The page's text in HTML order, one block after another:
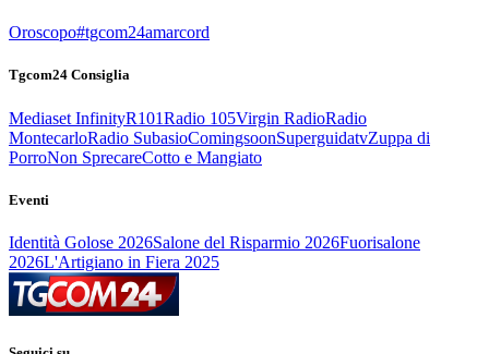
Oroscopo#tgcom24amarcord
Tgcom24 Consiglia
Mediaset InfinityR101Radio 105Virgin RadioRadio
MontecarloRadio SubasioComingsoonSuperguidatvZuppa di
PorroNon SprecareCotto e Mangiato
Eventi
Identità Golose 2026Salone del Risparmio 2026Fuorisalone
2026L'Artigiano in Fiera 2025